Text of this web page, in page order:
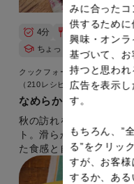
4分
洋風
ちょっと難しい
クックフォーミー エクスプ
（210レシピ内蔵）
なめらかマロンプリン
秋の訪れを感じるデザー
ト。滑らかでまったり
た食感と自然な甘みを楽
めます。 【準備時間：
みに合ったコ
供するため
興味・オン
基づいて、
持つと思わ
広告を表示し
す。
もちろん、”
る”をクリッ
すが、お客
するか、ある